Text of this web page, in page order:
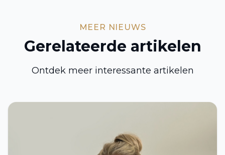
MEER NIEUWS
Gerelateerde artikelen
Ontdek meer interessante artikelen